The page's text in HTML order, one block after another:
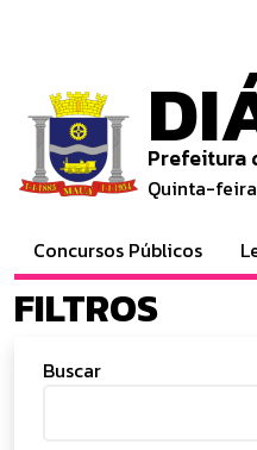
Prefeitura
Quinta-
Concursos Públicos
FILTROS
Buscar